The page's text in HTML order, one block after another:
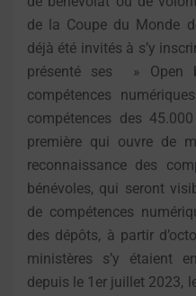
de la Coupe du Monde
déjà été invités à s’y
présenté ses » Open
compétences
compétences des
première qui ouvre de
reconnaissance des
bénévoles, qui seront
de compétences
des dépôts, à partir
ministères s’y étaient
depuis le 1er juillet 2023,